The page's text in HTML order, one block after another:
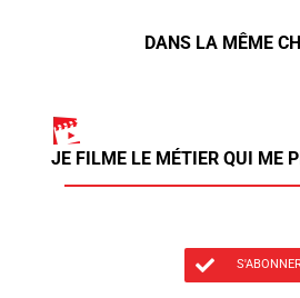
DANS LA MÊME
JE FILME LE MÉTIER QUI ME